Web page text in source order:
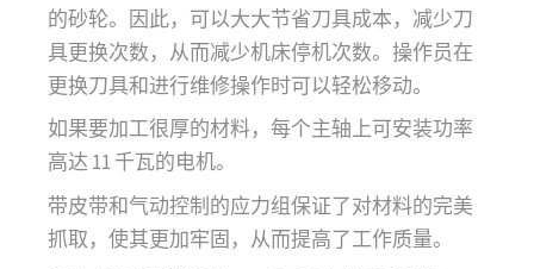
的砂轮。因此，可以大大节省刀具成本，减少刀
具更换次数，从而减少机床停机次数。操作员在
更换刀具和进行维修操作时可以轻松移动。
如果要加工很厚的材料，每个主轴上可安装功率
高达 11 千瓦的电机。
带皮带和气动控制的应力组保证了对材料的完美
抓取，使其更加牢固，从而提高了工作质量。